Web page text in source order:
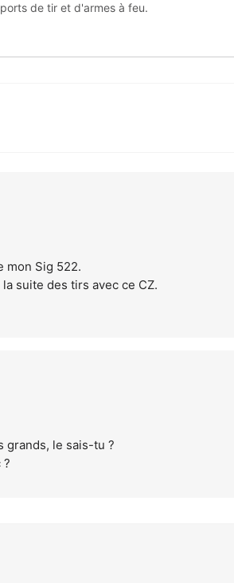
de tir et d'armes à feu.
mon Sig 522.
suite des tirs avec ce CZ.
grands, le sais-tu ?
?